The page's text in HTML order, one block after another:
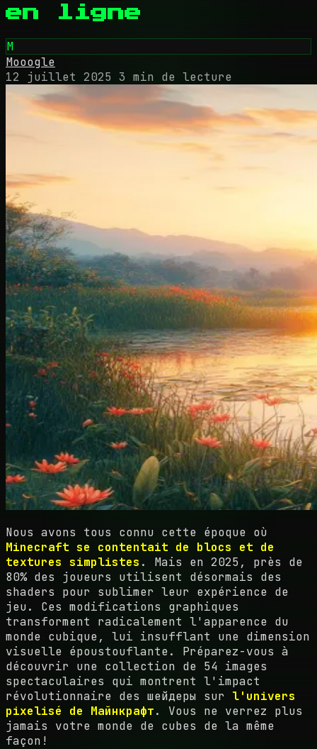
en ligne
M
Mooogle
12 juillet 2025 3 min de lecture
Nous avons tous connu cette époque où
Minecraft se contentait de blocs et de
textures simplistes . Mais en 2025, près de
80% des joueurs utilisent désormais des
shaders pour sublimer leur expérience de
jeu. Ces modifications graphiques
transforment radicalement l'apparence du
monde cubique, lui insufflant une dimension
visuelle époustouflante. Préparez-vous à
découvrir une collection de 54 images
spectaculaires qui montrent l'impact
révolutionnaire des шейдеры sur l'univers
pixelisé de Майнкрафт. Vous ne verrez plus
jamais votre monde de cubes de la même
façon!